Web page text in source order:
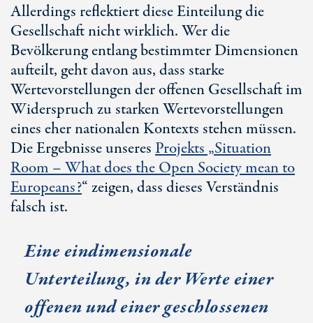
Allerdings reflektiert diese Einteilung die
Gesellschaft nicht wirklich. Wer die
Bevölkerung entlang bestimmter Dimensionen
aufteilt, geht davon aus, dass starke
Wertevorstellungen der offenen Gesellschaft im
Widerspruch zu starken Wertevorstellungen
eines eher nationalen Kontexts stehen müssen.
Die Ergebnisse unseresProjekts „Situation
Room – What does the Open Society mean to
Europeans?“ zeigen, dass dieses Verständnis
falsch ist.
Eine eindimensionale
Unterteilung, in der Werte einer
offenen und einer geschlossenen